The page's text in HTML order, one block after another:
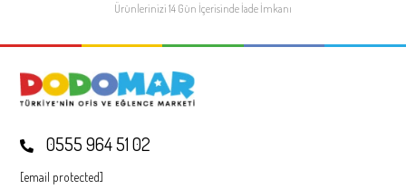
Ürünlerinizi 14 Gün İçerisinde İade İmkanı
0555 964 51 02
[email protected]